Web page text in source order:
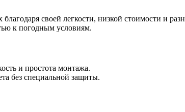
своей легкости, низкой стоимости и
к погодным условиям.
и простота монтажа.
без специальной защиты.